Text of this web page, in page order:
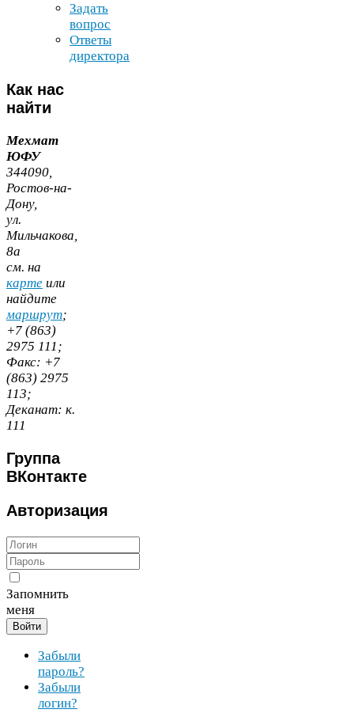
Задать
вопрос
Ответы
директора
Как нас
найти
Мехмат
ЮФУ
344090
Ростов-​на-​
Дону,
ул.
Мильчакова,
8а
cм. на
карте или
найдите
маршрут;
+7 (863)
2975 111 ;
Факс: +7
(863) 2975
113;
Деканат: к.
111
Группа
ВКонтакте
Авторизация
Запомнить
меня
Войти
Забыли
пароль?
Забыли
логин?